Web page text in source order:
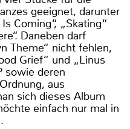
geeignet, darunter
Coming“, „Skating“
Daneben darf
Theme“ nicht fehlen,
Grief“ und „Linus
sowie deren
aus
sich dieses Album
einfach nur mal in